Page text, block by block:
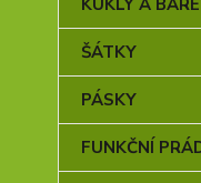
KUKLY A
ŠÁTKY
PÁSKY
FUNKČNÍ